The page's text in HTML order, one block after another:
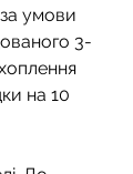
умови
3-
на 10